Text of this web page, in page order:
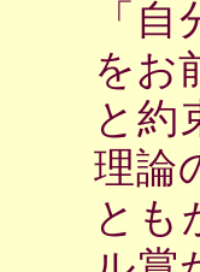
「
をお
と約
理論
とも